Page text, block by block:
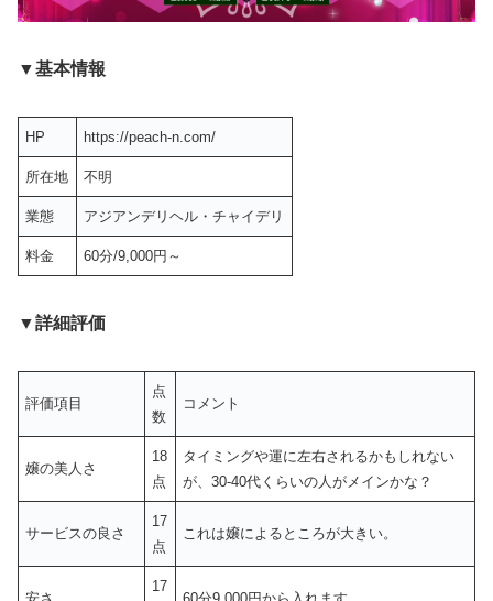
▼基本情報
HP https://peach-n.com/
所在地 不明
業態 アジアンデリヘル・チャイデリ
料金 60分/9,000円～
▼詳細評価
評価項目
点
数
コメント
嬢の美人さ
18
点
タイミングや運に左右されるかもしれない
が、30-40代くらいの人がメインかな？
サービスの良さ
17
点
これは嬢によるところが大きい。
17